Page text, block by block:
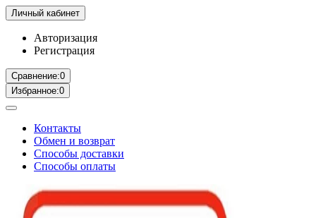
Личный кабинет
Авторизация
Регистрация
Сравнение:0
Избранное:0
Контакты
Обмен и возврат
Способы доставки
Способы оплаты